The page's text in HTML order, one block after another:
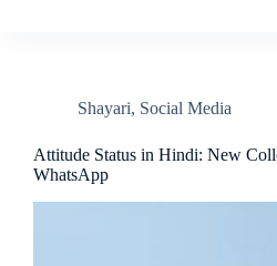
Shayari, Social Media
Attitude Status in Hindi: New
WhatsApp